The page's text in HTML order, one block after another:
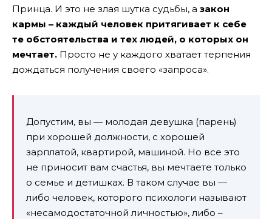
Принца. И это не злая шутка судьбы, а закон
кармы – каждый человек притягивает к себе
те обстоятельства и тех людей, о которых он
мечтает. Просто не у каждого хватает терпения
дождаться получения своего «запроса».
Допустим, вы — молодая девушка (парень)
при хорошей должности, с хорошей
зарплатой, квартирой, машиной. Но все это
не приносит вам счастья, вы мечтаете только
о семье и детишках. В таком случае вы —
либо человек, которого психологи называют
«несамодостаточной личностью», либо –